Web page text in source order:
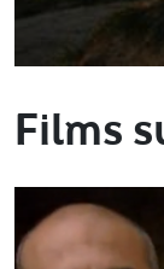
Films